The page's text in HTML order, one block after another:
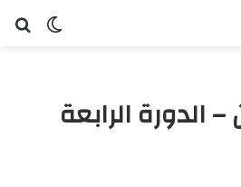
الدورة الرابعة